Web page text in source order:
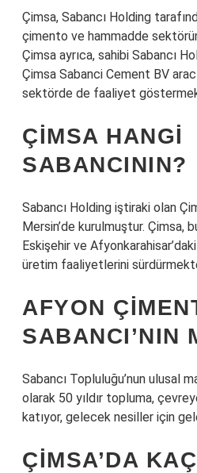
Çimsa, Sabancı Holding
çimento ve hammadde
Çimsa ayrıca, sahibi Sabancı
Çimsa Sabanci Cement BV
sektörde de faaliyet
ÇIMSA HANGI
SABANCININ?
Sabancı Holding iştiraki olan
Mersin’de kurulmuştur. Çimsa,
Eskişehir ve
üretim faaliyetlerini
AFYON
SABANCI’NIN
Sabancı Topluluğu’nun ulusal
olarak 50 yıldır topluma,
katıyor, gelecek nesiller için
ÇIMSA’DA